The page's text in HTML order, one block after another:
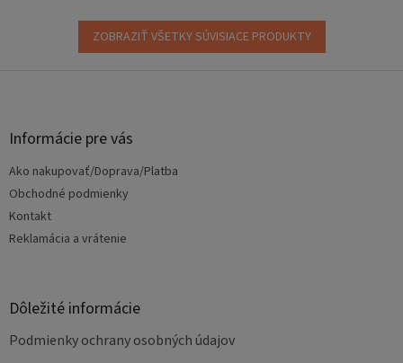
ZOBRAZIŤ VŠETKY SÚVISIACE PRODUKTY
Informácie pre vás
Ako nakupovať/Doprava/Platba
Obchodné podmienky
Kontakt
Reklamácia a vrátenie
Dôležité informácie
Podmienky ochrany osobných údajov